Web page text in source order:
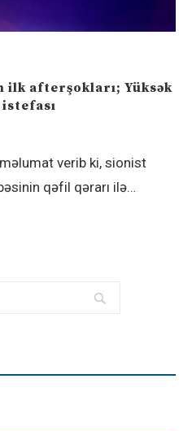
ilk afterşokları; Yüksək
verib ki, sionist
qəfil qərarı ilə…